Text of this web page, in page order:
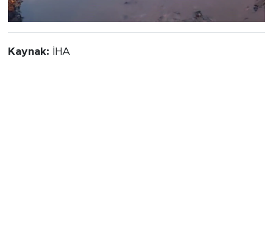
Kaynak: İHA